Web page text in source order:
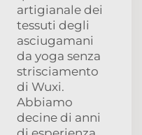
artigianale dei
tessuti degli
asciugamani
da yoga senza
strisciamento
di Wuxi.
Abbiamo
decine di anni